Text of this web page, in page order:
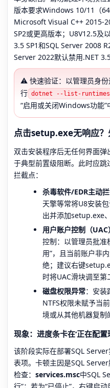
版本要求Windows 10/11（
Microsoft Visual C++ 2015-
SP2或更高版本；U8V12.5及
3.5 SP1和SQL Server 2008
Server 2022默认禁用.NET
⚠️ 快速验证：以管理员身份
行 dotnet --list-runtimes
“启用或关闭Windows功能”
点击setup.exe无响应
双击安装程序后无任何界面
于典型前置级阻断。此时应
拦截点：
杀毒软件/EDR主动
天擎等常将U8安装
出并添加setup.exe
用户账户控制（
控制：以管理员批准
用”，且当前账户非
绝；建议右键
时将UAC滑块调至第
磁盘权限异常：安装
NTFS权限未赋予当
境或从其他机器复制
现象：进度条卡在‘正在配置
该阶段实际在部署SQL
表项。卡顿主因是SQL
检查： services.msc中SQL